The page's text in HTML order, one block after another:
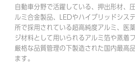
自動車分野で活躍している、押出形材、
ルミ合金製品、LEDやハイブリッドシス
所で採用されている超高純度アルミ、医
ジ材料として用いられるアルミ箔や蒸着
厳格な品質管理の下製造された国内最高
ます。